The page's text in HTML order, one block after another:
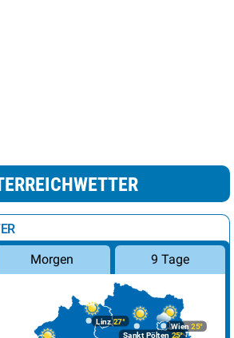
Morgen 9 Tage
Linz27°
Wien 25°
Sankt Pölten 25°